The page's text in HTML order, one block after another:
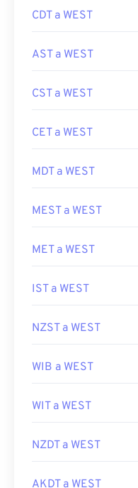
CDT a WEST
AST a WEST
CST a WEST
CET a WEST
MDT a WEST
MEST a WEST
MET a WEST
IST a WEST
NZST a WEST
WIB a WEST
WIT a WEST
NZDT a WEST
AKDT a WEST